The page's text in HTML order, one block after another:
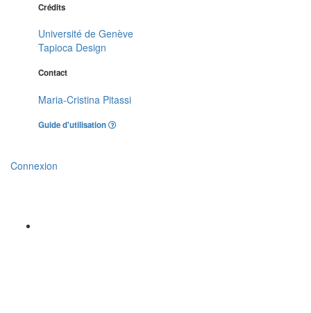
Crédits
Université de Genève
Tapioca Design
Contact
Maria-Cristina Pitassi
Guide d'utilisation
Connexion